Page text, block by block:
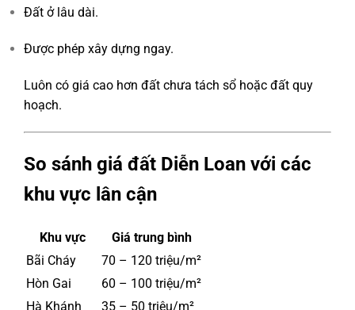
Đất ở lâu dài.
Được phép xây dựng ngay.
Luôn có giá cao hơn đất chưa tách sổ hoặc đất quy
hoạch.
So sánh giá đất Diễn Loan với các
khu vực lân cận
Khu vực
Giá trung bình
Bãi Cháy
70 – 120 triệu/m²
Hòn Gai
60 – 100 triệu/m²
Hà Khánh
35 – 50 triệu/m²